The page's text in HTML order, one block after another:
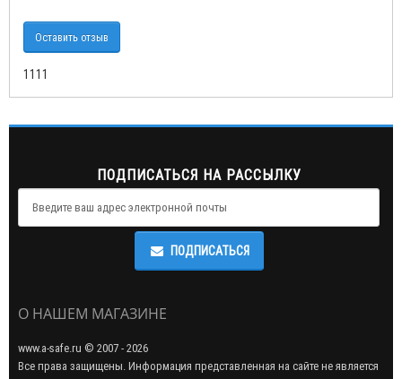
Оставить отзыв
1111
ПОДПИСАТЬСЯ НА РАССЫЛКУ
ПОДПИСАТЬСЯ
О НАШЕМ МАГАЗИНЕ
www.a-safe.ru © 2007 - 2026
Все права защищены. Информация представленная на сайте не является